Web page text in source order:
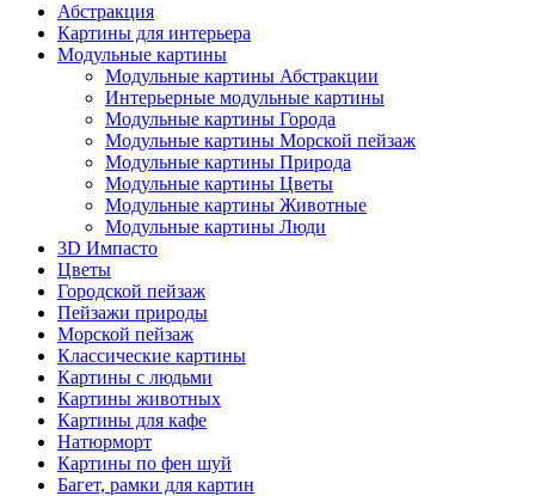
Абстракция
Картины для интерьера
Модульные картины
Модульные картины Абстракции
Интерьерные модульные картины
Модульные картины Города
Модульные картины Морской пейзаж
Модульные картины Природа
Модульные картины Цветы
Модульные картины Животные
Модульные картины Люди
3D Импасто
Цветы
Городской пейзаж
Пейзажи природы
Морской пейзаж
Классические картины
Картины с людьми
Картины животных
Картины для кафе
Натюрморт
Картины по фен шуй
Багет, рамки для картин